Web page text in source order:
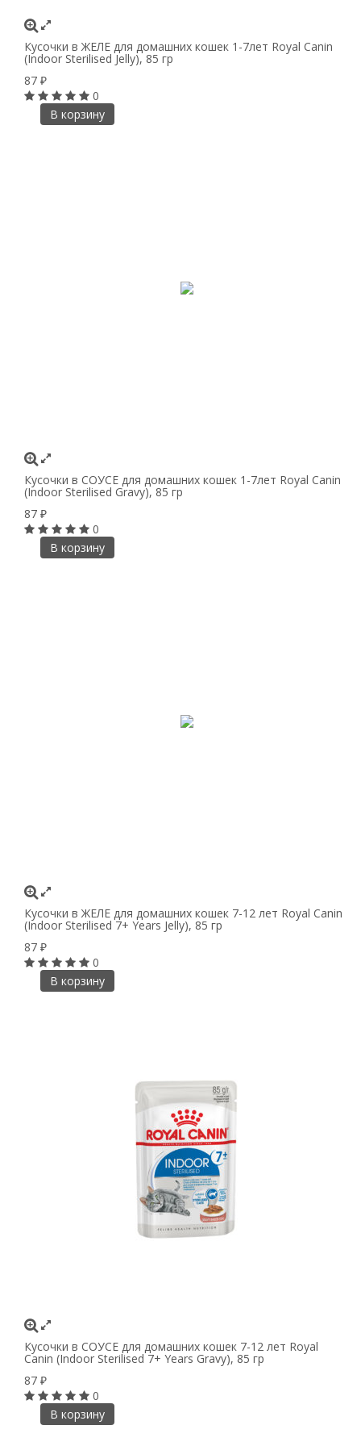
Кусочки в ЖЕЛЕ для домашних кошек 1-7лет Royal Canin
(Indoor Sterilised Jelly), 85 гр
87 ₽
0
В корзину
Кусочки в СОУСЕ для домашних кошек 1-7лет Royal Canin
(Indoor Sterilised Gravy), 85 гр
87 ₽
0
В корзину
Кусочки в ЖЕЛЕ для домашних кошек 7-12 лет Royal Canin
(Indoor Sterilised 7+ Years Jelly), 85 гр
87 ₽
0
В корзину
Кусочки в СОУСЕ для домашних кошек 7-12 лет Royal
Canin (Indoor Sterilised 7+ Years Gravy), 85 гр
87 ₽
0
В корзину